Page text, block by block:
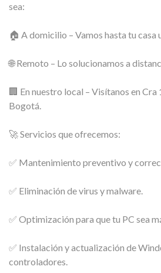
sea:
🏠 A domicilio – Vamos hasta tu casa
🌐 Remoto – Lo solucionamos a
🏢 En nuestro local – Visítanos en
Bogotá.
🚀 Servicios que ofrecemos:
✅ Mantenimiento preventivo y
✅ Eliminación de virus y malware.
✅ Optimización para que tu PC sea
✅ Instalación y actualización de
controladores.